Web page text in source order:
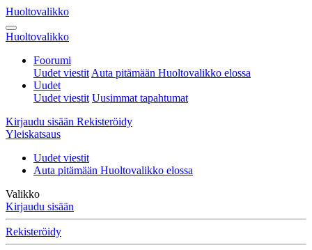
Huoltovalikko
Huoltovalikko
Foorumi
Uudet viestit Auta pitämään Huoltovalikko elossa
Uudet
Uudet viestit Uusimmat tapahtumat
Kirjaudu sisään Rekisteröidy
Yleiskatsaus
Uudet viestit
Auta pitämään Huoltovalikko elossa
Valikko
Kirjaudu sisään
Rekisteröidy